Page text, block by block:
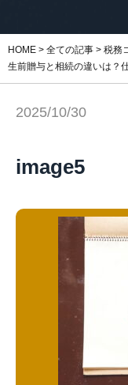
HOME > 全ての記事 > 税務
生前贈与と相続の違いは？
2025/10/30
image5